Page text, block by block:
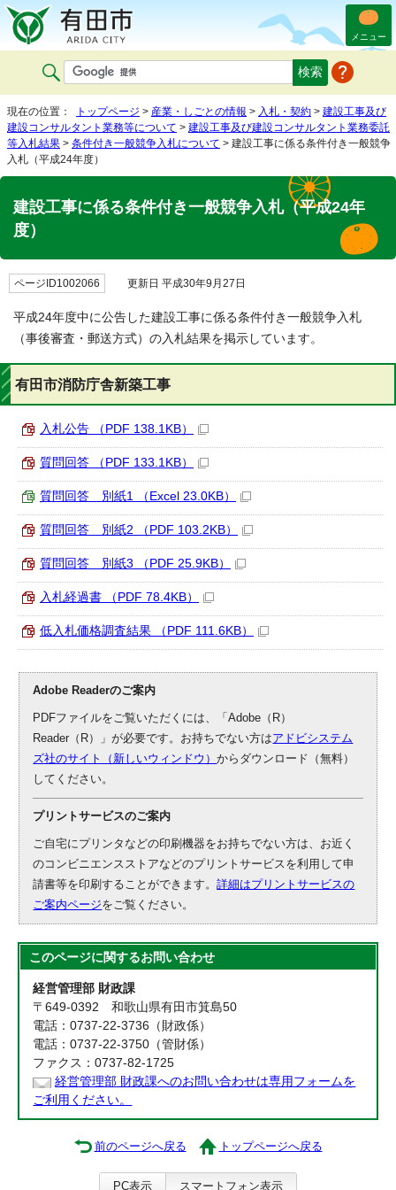
メニュー
現在の位置： トップページ > 産業・しごとの情報 > 入札・契約 > 建設工事及び
建設コンサルタント業務等について > 建設工事及び建設コンサルタント業務委託
等入札結果 > 条件付き一般競争入札について > 建設工事に係る条件付き一般競争
入札（平成24年度）
建設工事に係る条件付き一般競争入札（平成24年
度）
ページID1002066 更新日 平成30年9月27日
平成24年度中に公告した建設工事に係る条件付き一般競争入札
（事後審査・郵送方式）の入札結果を掲示しています。
有田市消防庁舎新築工事
入札公告 （PDF 138.1KB）
質問回答 （PDF 133.1KB）
質問回答 別紙1 （Excel 23.0KB）
質問回答 別紙2 （PDF 103.2KB）
質問回答 別紙3 （PDF 25.9KB）
入札経過書 （PDF 78.4KB）
低入札価格調査結果 （PDF 111.6KB）
Adobe Readerのご案内
PDFファイルをご覧いただくには、「Adobe（R）
Reader（R）」が必要です。お持ちでない方はアドビシステム
ズ社のサイト（新しいウィンドウ）からダウンロード（無料）
してください。
プリントサービスのご案内
ご自宅にプリンタなどの印刷機器をお持ちでない方は、お近く
のコンビニエンスストアなどのプリントサービスを利用して申
請書等を印刷することができます。詳細はプリントサービスの
ご案内ページをご覧ください。
このページに関するお問い合わせ
経営管理部 財政課
〒649-0392 和歌山県有田市箕島50
電話：0737-22-3736（財政係）
電話：0737-22-3750（管財係）
ファクス：0737-82-1725
経営管理部 財政課へのお問い合わせは専用フォームを
ご利用ください。
前のページへ戻る トップページへ戻る
PC表示 スマートフォン表示